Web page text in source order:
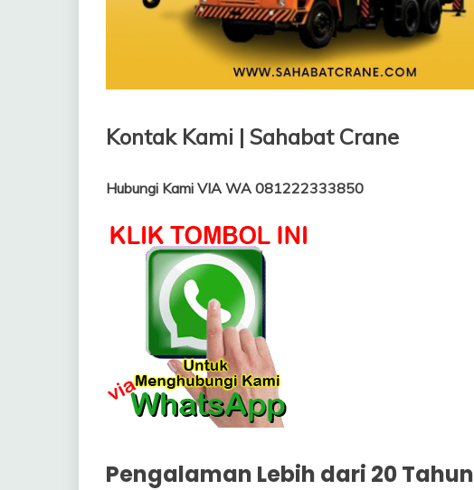
Kontak Kami | Sahabat Crane
Hubungi Kami VIA WA 081222333850
Pengalaman Lebih dari 20 Tahun